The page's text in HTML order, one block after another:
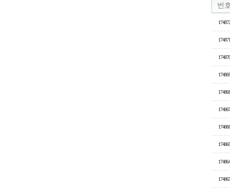
번
174872
174871
174870
174869
174868
174867
174866
174865
174864
174863